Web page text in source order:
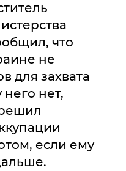
что
не
для захвата
нет,
если ему